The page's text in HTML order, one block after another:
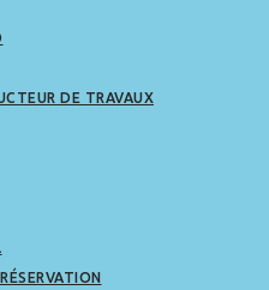
DE TRAVAUX